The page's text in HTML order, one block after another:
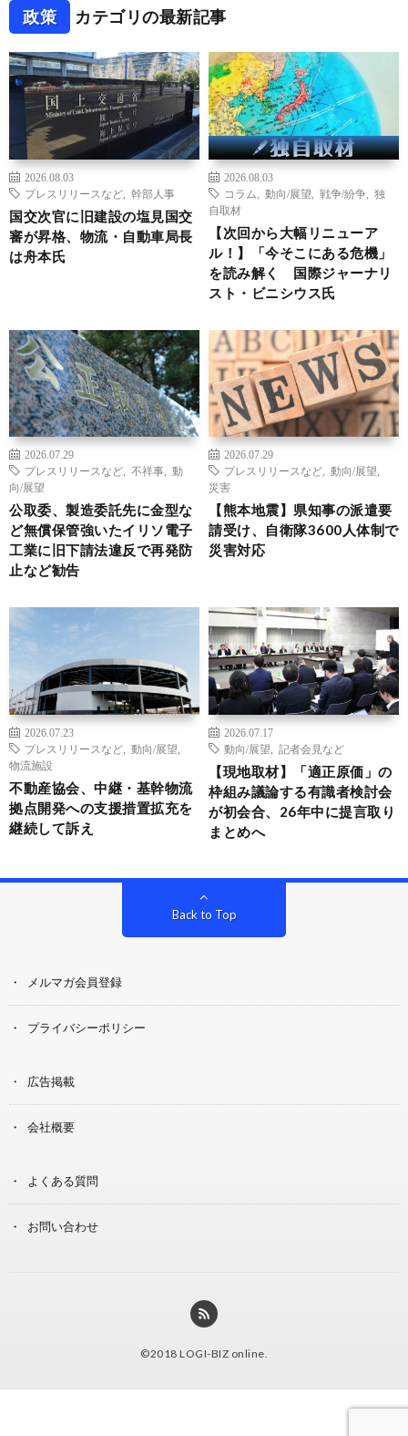
政策 カテゴリの最新記事
2026.08.03
プレスリリースなど
幹部人事
国交次官に旧建設の塩見国交
審が昇格、物流・自動車局長
は舟本氏
2026.08.03
コラム
動向/展望 戦争/紛争
独
自取材
【次回から大幅リニューア
ル！】「今そこにある危機」
を読み解く 国際ジャーナリ
スト・ビニシウス氏
2026.07.29
プレスリリースなど
不祥事
動
向/展望
公取委、製造委託先に金型な
ど無償保管強いたイリソ電子
工業に旧下請法違反で再発防
止など勧告
2026.07.29
プレスリリースなど
動向/展望
災害
【熊本地震】県知事の派遣要
請受け、自衛隊3600人体制で
災害対応
2026.07.23
プレスリリースなど
動向/展望
物流施設
不動産協会、中継・基幹物流
拠点開発への支援措置拡充を
継続して訴え
2026.07.17
動向/展望
記者会見など
【現地取材】「適正原価」の
枠組み議論する有識者検討会
が初会合、26年中に提言取り
まとめへ
Back to Top
メルマガ会員登録
プライバシーポリシー
広告掲載
会社概要
よくある質問
お問い合わせ
©2018 LOGI-BIZ online